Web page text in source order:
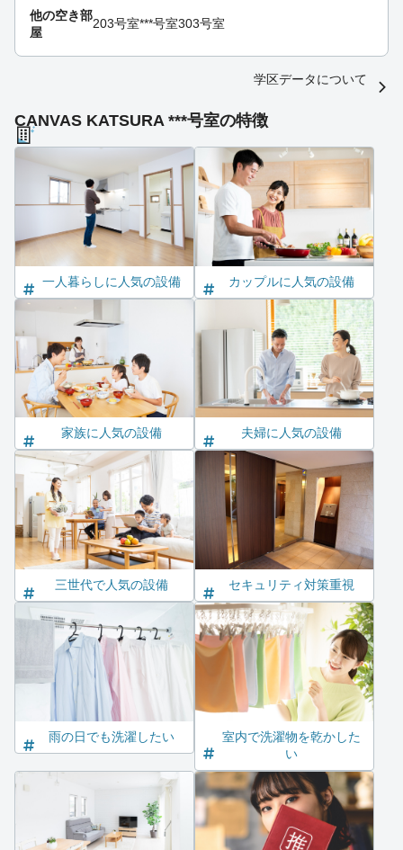
他の空き部
屋
203号室***号室303号室
学区データについて
CANVAS KATSURA ***号室の特徴
一人暮らしに人気の設備 カップルに人気の設備
家族に人気の設備 夫婦に人気の設備
三世代で人気の設備 セキュリティ対策重視
雨の日でも洗濯したい
室内で洗濯物を乾かした
い